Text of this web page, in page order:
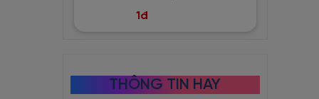
1đ
THÔNG TIN HAY